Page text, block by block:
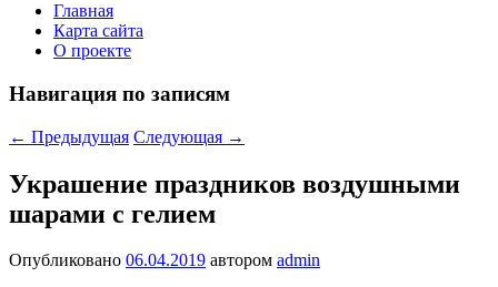
Главная
Карта сайта
О проекте
Навигация по записям
← Предыдущая Следующая →
Украшение праздников воздушными
шарами с гелием
Опубликовано 06.04.2019 автором admin